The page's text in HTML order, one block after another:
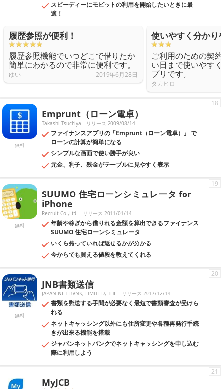
スピーディーにモビットの利用を開始したいときに最
適！
履歴参照が便利！
履歴参照機能でいつどこで借りたか
簡単にわかるので非常に便利です。
ゆい 2019年6月28日
使いやすく分かり
ご利用のための契
い日まで使いやす
プリです。
タカヒロ
無料
Emprunt（ローン電卓）
Takashi Tsuchiya リリース 2009/08/14
ファイナンスアプリの「Emprunt（ローン電卓）」 で
ローンの計算が簡単になる
シンプルな画面で使い勝手が良い
元金、利子、残金がテーブルに見やすく表示
18
無料
SUUMO 住宅ローンシミュレータ for
iPhone
Recruit Co.,Ltd. リリース 2011/01/14
年齢や稼ぎから借りれる金額を算出できるファイナンス
SUUMO 住宅ローンシミュレータ
いくら持っていれば返せるかが分かる
今からでも買える値段を教えてくれる
19
無料
JNB書類送信
JAPAN NET BANK, LIMITED, THE リリース 2017/12/14
書類を郵送する手間が必要なく最短で書類審査が受けら
れる
ネットキャッシング以外にも住所変更や各種再発行手続
きが出来る機能を搭載
ジャパンネットバンクでネットキャッシングを申し込む
際に利用しよう
20
MyJCB
21